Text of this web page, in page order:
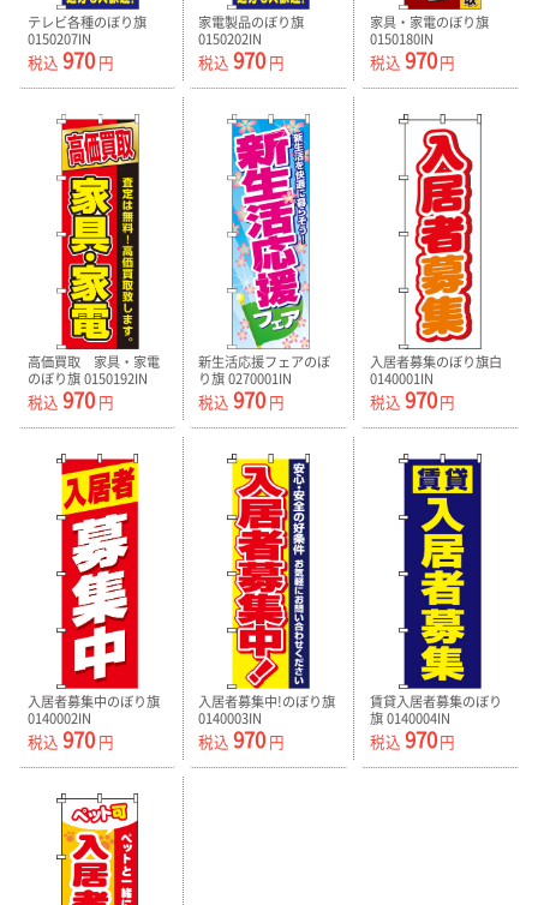
テレビ各種のぼり旗
0150207IN
税込 970 円
家電製品のぼり旗
0150202IN
税込 970円
家具・家電のぼり旗
0150180IN
税込 970円
高価買取 家具・家電
のぼり旗 0150192IN
税込 970 円
新生活応援フェアのぼ
り旗 0270001IN
税込 970円
入居者募集のぼり旗白
0140001IN
税込 970円
入居者募集中のぼり旗
0140002IN
税込 970 円
入居者募集中!のぼり旗
0140003IN
税込 970円
賃貸入居者募集のぼり
旗 0140004IN
税込 970円